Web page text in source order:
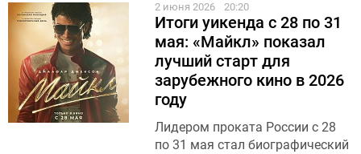
2 июня 2026 20:20
Итоги уикенда с 28 по 31
мая: «Майкл» показал
лучший старт для
зарубежного кино в 2026
году
Лидером проката России с 28
по 31 мая стал биографический